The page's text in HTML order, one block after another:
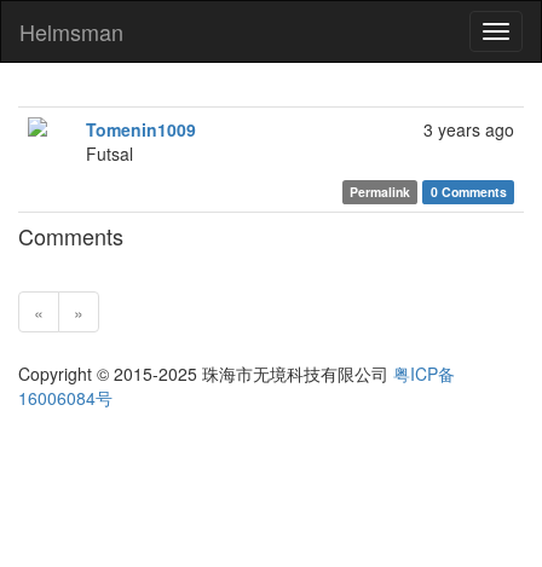
Helmsman
3 years ago
Tomenin1009
Futsal
Permalink 0 Comments
Comments
« »
Copyright © 2015-2025 珠海市无境科技有限公司 粤ICP备
16006084号